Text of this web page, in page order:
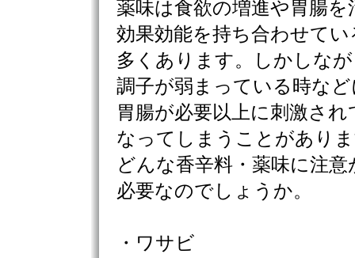
薬味は食欲の増進や胃腸を
効果効能を持ち合わせてい
多くあります。しかしな
調子が弱まっている時な
胃腸が必要以上に刺激され
なってしまうことがあり
どんな香辛料・薬味に注意
必要なのでしょうか。
・ワサビ